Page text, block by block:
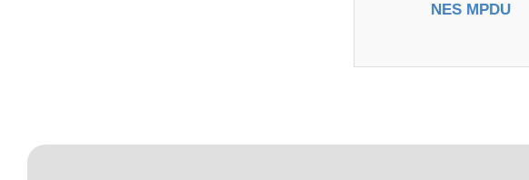
NES MPDU